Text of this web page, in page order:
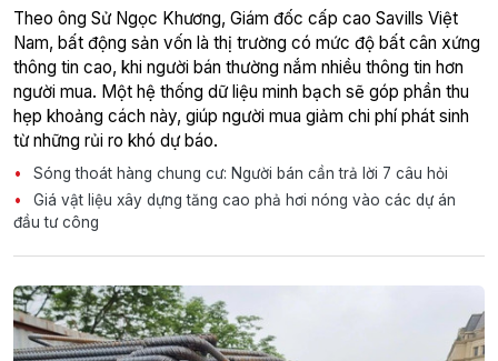
Theo ông Sử Ngọc Khương, Giám đốc cấp cao Savills Việt
Nam, bất động sản vốn là thị trường có mức độ bất cân xứng
thông tin cao, khi người bán thường nắm nhiều thông tin hơn
người mua. Một hệ thống dữ liệu minh bạch sẽ góp phần thu
hẹp khoảng cách này, giúp người mua giảm chi phí phát sinh
từ những rủi ro khó dự báo.
Sóng thoát hàng chung cư: Người bán cần trả lời 7 câu hỏi
Giá vật liệu xây dựng tăng cao phả hơi nóng vào các dự án
đầu tư công